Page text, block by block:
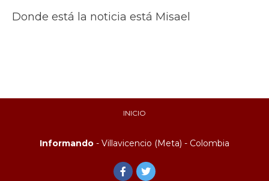
Donde está la noticia está Misael
INICIO
Informando - Villavicencio (Meta) - Colombia